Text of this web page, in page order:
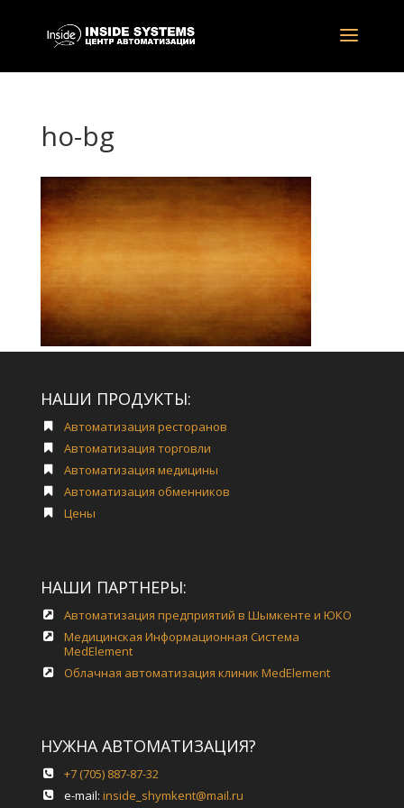
ho-bg
НАШИ ПРОДУКТЫ:
Автоматизация ресторанов
Автоматизация торговли
Автоматизация медицины
Автоматизация обменников
Цены
НАШИ ПАРТНЕРЫ:
Автоматизация предприятий в Шымкенте и ЮКО
Медицинская Информационная Система
MedElement
Облачная автоматизация клиник MedElement
НУЖНА АВТОМАТИЗАЦИЯ?
+7 (705) 887-87-32
e-mail: inside_shymkent@mail.ru